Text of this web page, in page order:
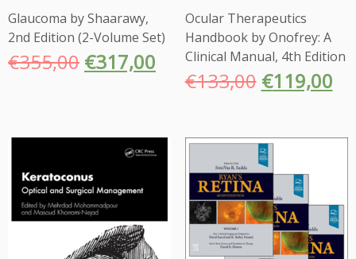
τ
α
Glaucoma by Shaarawy,
2nd Edition (2-Volume Set)
€355,00 €317,00
Ocular Therapeutics
Handbook by Onofrey: A
Clinical Manual, 4th Edition
€133,00 €119,00